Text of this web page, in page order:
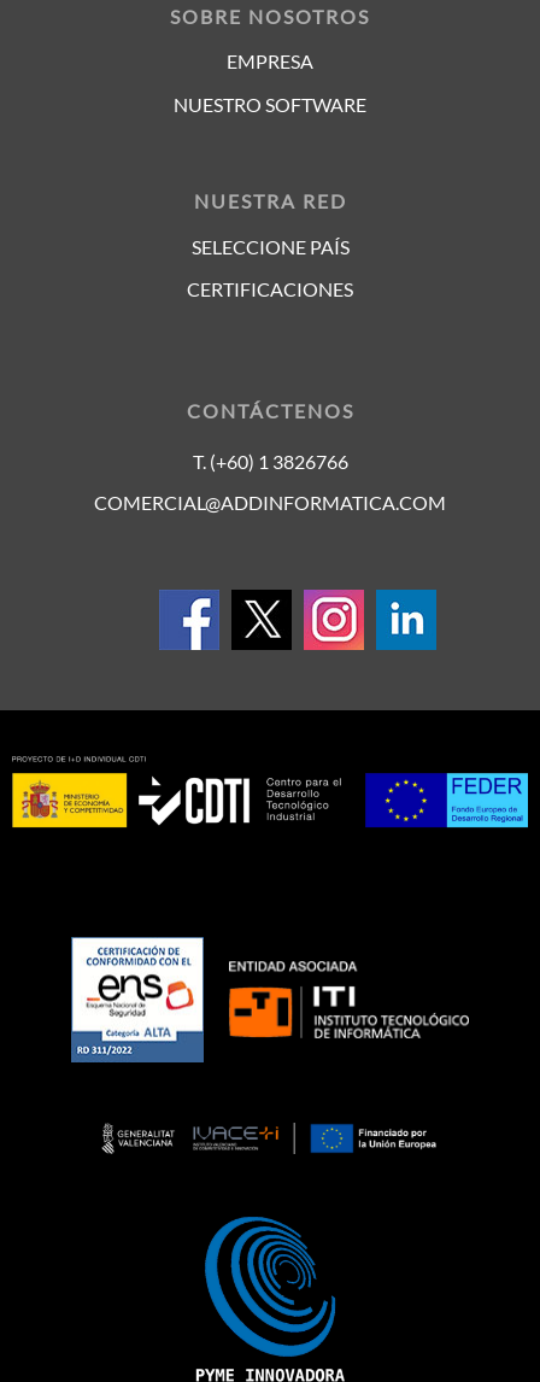
SOBRE NOSOTROS
EMPRESA
NUESTRO SOFTWARE
NUESTRA RED
SELECCIONE PAÍS
CERTIFICACIONES
CONTÁCTENOS
T. (+60) 1 3826766
COMERCIAL@ADDINFORMATICA.COM